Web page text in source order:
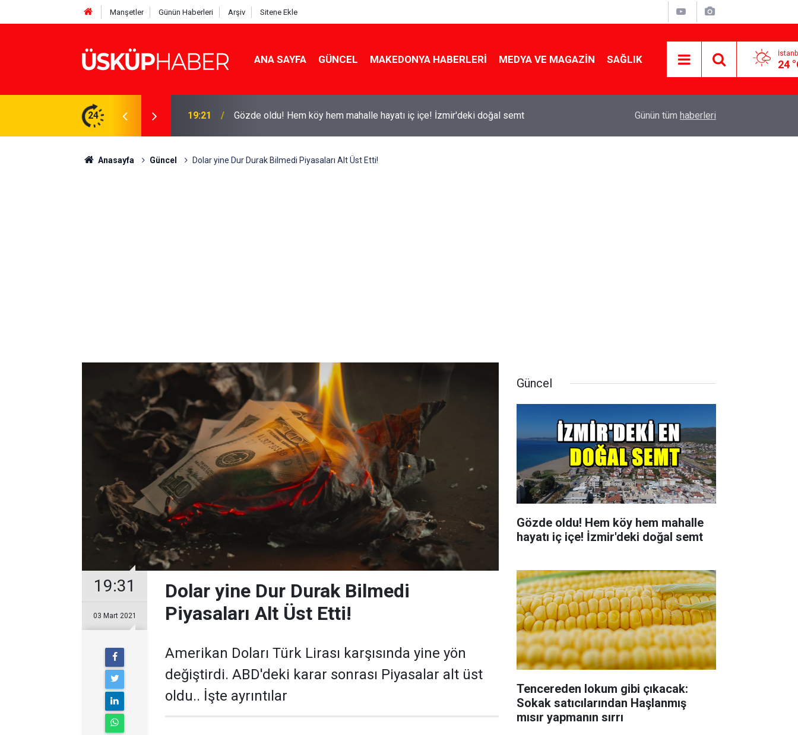
Manşetler Günün Haberleri Arşiv Sitene Ekle
ANA SAYFA GÜNCEL MAKEDONYA HABERLERI MEDYA VE MAGAZIN SAĞLIK 24
24 19:21 Gözde oldu! Hem köy hem mahalle hayatı iç içe! İzmir'deki doğal semt
yapmanın sırrı
Günün tüm haberleri
Anasayfa Güncel Dolar yine Dur Durak Bilmedi Piyasaları Alt Üst Etti!
19:31
03 Mart 2021
Dolar yine Dur Durak Bilmedi
Piyasaları Alt Üst Etti!
Amerikan Doları Türk Lirası karşısında yine yön
değiştirdi. ABD'deki karar sonrası Piyasalar alt üst
oldu.. İşte ayrıntılar
Güncel
Gözde oldu! Hem köy hem mahalle
hayatı iç içe! İzmir'deki doğal semt
Tencereden lokum gibi çıkacak:
Sokak satıcılarından Haşlanmış
mısır yapmanın sırrı